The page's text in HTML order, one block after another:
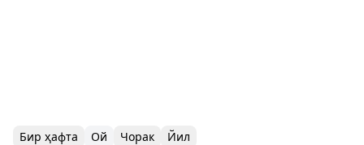
Бир ҳафта Ой Чорак Йил